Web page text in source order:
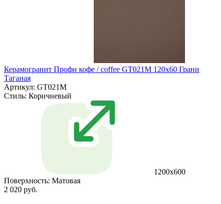
Керамогранит Профи кофе / coffee GT021M 120х60 Грани
Таганая
Артикул: GT021M
Стиль: Коричневый
1200х600
Поверхность: Матовая
2 020 руб.